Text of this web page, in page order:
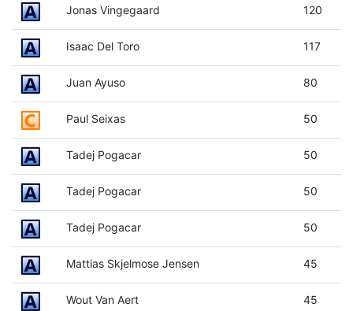
Jonas Vingegaard 120
Isaac Del Toro 117
Juan Ayuso 80
Paul Seixas 50
Tadej Pogacar 50
Tadej Pogacar 50
Tadej Pogacar 50
Mattias Skjelmose Jensen 45
Wout Van Aert 45